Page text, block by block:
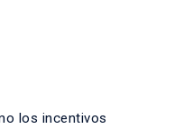
los incentivos